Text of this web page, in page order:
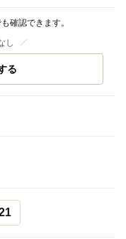
確認できます。
し
る